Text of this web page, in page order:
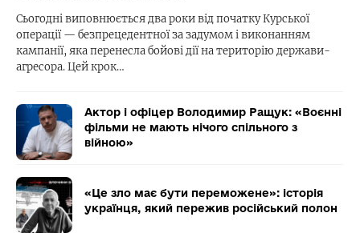
Сьогодні виповнюється два роки від початку Курської
операції — безпрецедентної за задумом і виконанням
кампанії, яка перенесла бойові дії на територію держави-
агресора. Цей крок…
Актор і офіцер Володимир Ращук: «Воєнні
фільми не мають нічого спільного з
війною»
«Це зло має бути переможене»: історія
українця, який пережив російський полон